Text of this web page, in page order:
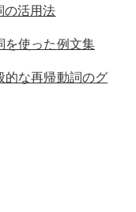
の活用法
を使った例文集
的な再帰動詞のグ